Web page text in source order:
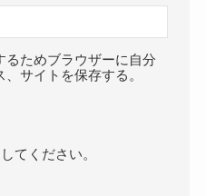
るためブラウザーに自分
サイトを保存する。
てください。